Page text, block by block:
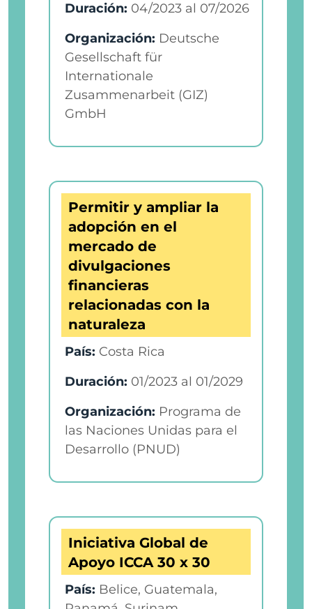
Duración: 04/2023 al 07/2026
Organización: Deutsche
Gesellschaft für
Internationale
Zusammenarbeit (GIZ)
GmbH
Permitir y ampliar la
adopción en el
mercado de
divulgaciones
financieras
relacionadas con la
naturaleza
País: Costa Rica
Duración: 01/2023 al 01/2029
Organización: Programa de
las Naciones Unidas para el
Desarrollo (PNUD)
Iniciativa Global de
Apoyo ICCA 30 x 30
País: Belice, Guatemala,